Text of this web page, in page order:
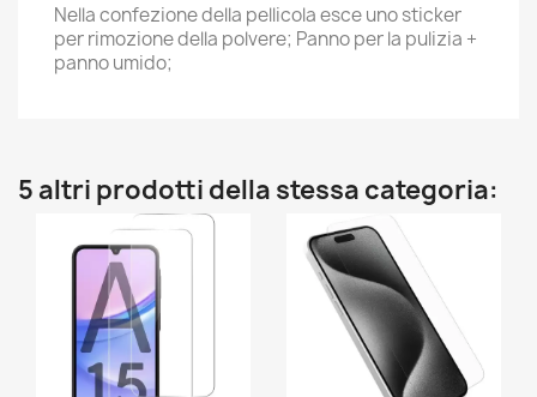
Nella confezione della pellicola esce uno sticker
per rimozione della polvere; Panno per la pulizia +
panno umido;
5 altri prodotti della stessa categoria: